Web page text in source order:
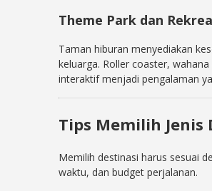
Theme Park dan
Taman hiburan menyediakan
keluarga. Roller coaster,
interaktif menjadi pengalaman
Tips Memilih Jenis
Memilih destinasi harus sesuai
waktu, dan budget perjalanan.